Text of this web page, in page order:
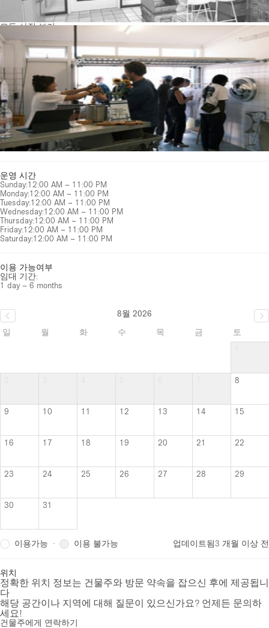
모든 사진 보기
운영 시간
Sunday:12:00 AM – 11:00 PM
Monday:12:00 AM – 11:00 PM
Tuesday:12:00 AM – 11:00 PM
Wednesday:12:00 AM – 11:00 PM
Thursday:12:00 AM – 11:00 PM
Friday:12:00 AM – 11:00 PM
Saturday:12:00 AM – 11:00 PM
이용 가능여부
임대 기간:
1 day – 6 months
8월 2026
일
월 화 수 목 금
토
8
9 10 11 12 13 14 15
16 17 18 19 20 21 22
23 24 25 26 27 28 29
30 31
이용가능 · 이용 불가능 업데이트됨3 개월 이상 전
위치
정확한 위치 정보는 건물주와 방문 약속을 잡으신 후에 제공됩니
다
해당 공간이나 지역에 대해 질문이 있으신가요? 언제든 문의하
세요!
건물주에게 연락하기